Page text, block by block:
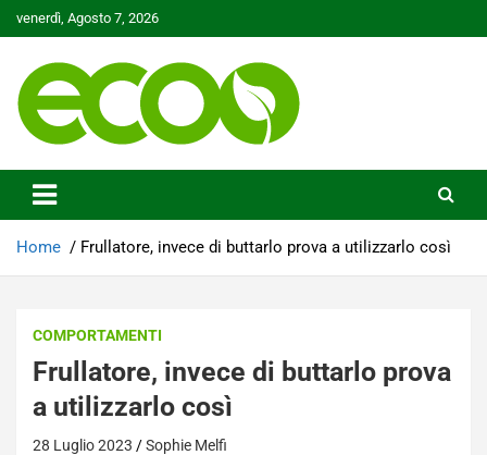
to
venerdì, Agosto 7, 2026
Ecoo.it
Home Frullatore, invece di buttarlo prova a utilizzarlo così
COMPORTAMENTI
Frullatore, invece di buttarlo prova
a utilizzarlo così
28 Luglio 2023 Sophie Melfi